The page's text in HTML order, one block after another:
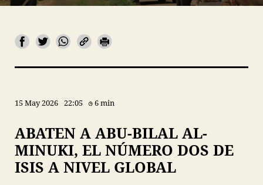
15 May 2026 22:05 6 min
ABATEN A ABU-BILAL AL-
MINUKI, EL NÚMERO DOS DE
ISIS A NIVEL GLOBAL